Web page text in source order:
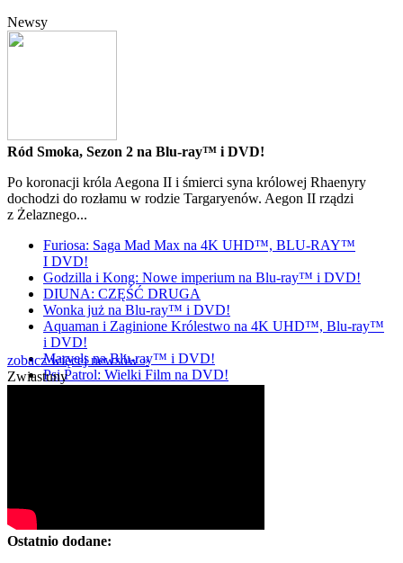
Newsy
Ród Smoka, Sezon 2 na Blu-ray™ i DVD!
Po koronacji króla Aegona II i śmierci syna królowej Rhaenyry
dochodzi do rozłamu w rodzie Targaryenów. Aegon II rządzi
z Żelaznego...
Furiosa: Saga Mad Max na 4K UHD™, BLU-RAY™
I DVD!
Godzilla i Kong: Nowe imperium na Blu-ray™ i DVD!
DIUNA: CZĘŚĆ DRUGA
Wonka już na Blu-ray™ i DVD!
Aquaman i Zaginione Królestwo na 4K UHD™, Blu-ray™
i DVD!
Marvels na Blu-ray™ i DVD!
Psi Patrol: Wielki Film na DVD!
zobacz więcej newsów »
Zwiastuny
Ostatnio dodane: